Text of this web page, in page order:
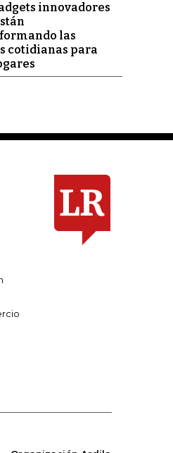
innovadores
las
cotidianas para